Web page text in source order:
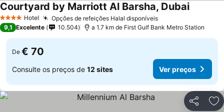
4 EstrelasHotel Opções de refeições Halal disponíveis
Courtyard by Marriott Al Barsha, Dubai
9,1 Excelente 10.504 a 1.7 km de First Gulf Bank Metro Station
De € 70
Consulte os preços de 12 sites Ver preços
Partilhar